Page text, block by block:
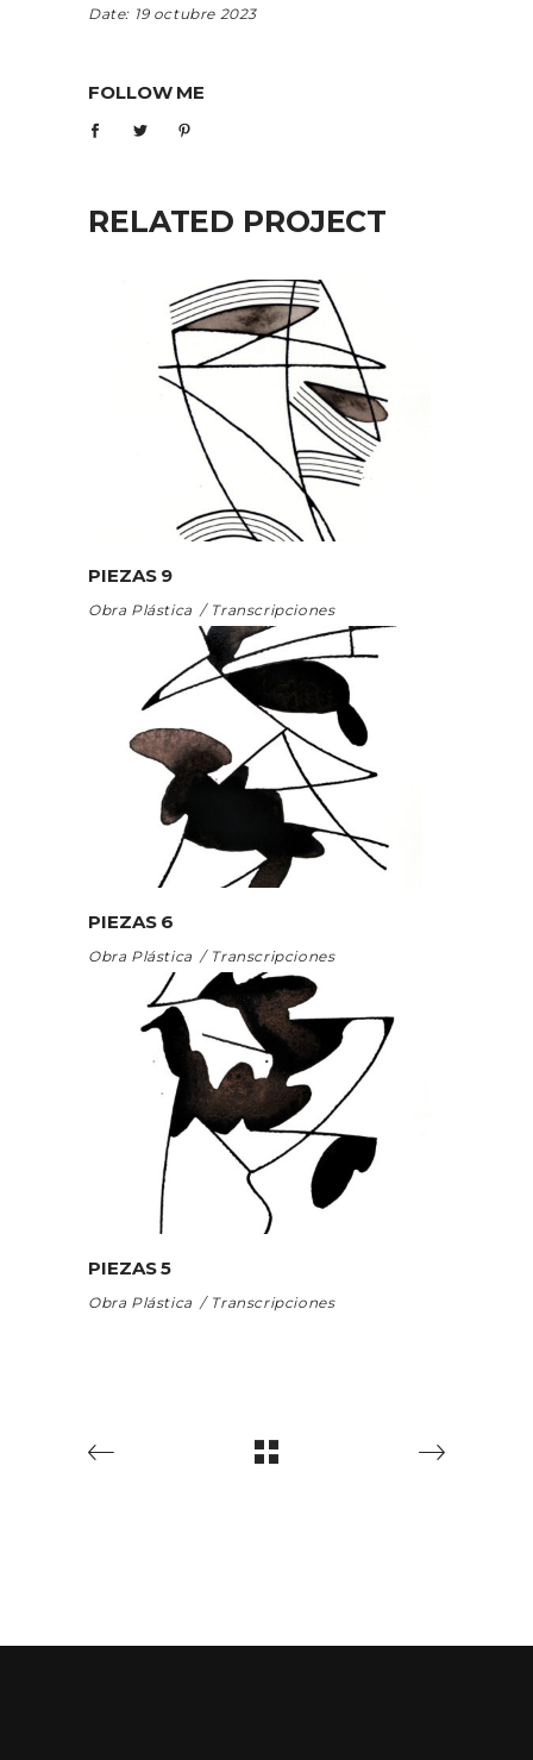
Date: 19 octubre 2023
FOLLOW ME
RELATED PROJECT
PIEZAS 9
Obra Plástica Transcripciones
PIEZAS 6
Obra Plástica Transcripciones
PIEZAS 5
Obra Plástica Transcripciones